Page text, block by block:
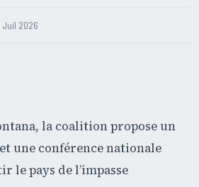
Juil 2026
la coalition propose un
une conférence nationale
le pays de l’impasse